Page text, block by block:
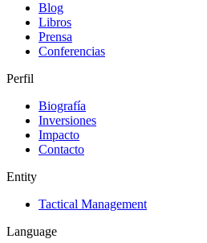
Blog
Libros
Prensa
Conferencias
Perfil
Biografía
Inversiones
Impacto
Contacto
Entity
Tactical Management
Language